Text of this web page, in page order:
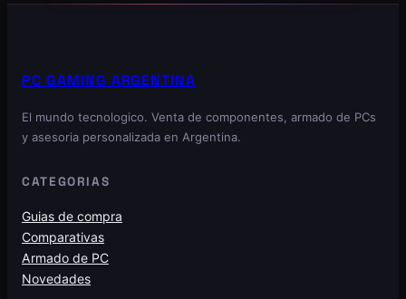
PC GAMING ARGENTINA
El mundo tecnologico. Venta de componentes, armado de PCs
y asesoria personalizada en Argentina.
CATEGORIAS
Guias de compra
Comparativas
Armado de PC
Novedades